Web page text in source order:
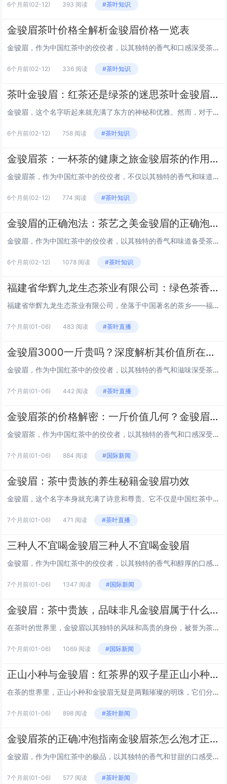
6个月前(02-12) 393 阅读 #茶叶知识
金骏眉茶叶价格全解析金骏眉价格一览表
金骏眉，作为中国红茶中的佼佼者，以其独特的香气和口感深受茶友们的喜爱。本文将为您详细解析金骏眉茶叶的价格一览表，让您在选择时能心中有数。 金骏眉茶叶的分类 金骏眉茶叶主要分为以下几个等级： 特级金骏眉：采摘自茶树的嫩芽，经过精心制作而成...
6个月前(02-12) 336 阅读 #茶叶知识
茶叶金骏眉：红茶还是绿茶的迷思茶叶金骏眉是红茶还是绿茶
金骏眉，这个名字听起来就充满了东方的神秘和优雅。然而，对于许多茶爱好者来说，一个常见的问题是：金骏眉到底是红茶还是绿茶？今天，我们就来揭开这个谜团，一探究竟。 金骏眉的起源 金骏眉，产自中国福建省武夷山，是一种非常珍贵的茶叶。它的名字来源...
6个月前(02-12) 758 阅读 #茶叶知识
金骏眉茶：一杯茶的健康之旅金骏眉茶的作用与功效
金骏眉茶，作为中国红茶中的佼佼者，不仅以其独特的香气和味道闻名，更因其丰富的健康益处而备受青睐。本文将带您领略金骏眉茶的神奇功效，探索这一传统饮品如何为您的健康加分。 1. 抗氧化的守护者 金骏眉茶含有丰富的茶多酚，这是一种强大的抗氧化剂...
6个月前(02-12) 774 阅读 #茶叶知识
金骏眉的正确泡法：茶艺之美金骏眉的正确泡法
金骏眉，作为中国红茶中的佼佼者，以其独特的香气和味道备受茶友们的喜爱。泡好一杯金骏眉，不仅能品尝到茶的甘甜，还能体验到茶艺的深邃。以下是金骏眉的正确泡法，让我们一起探索茶艺之美。 准备阶段 在开始泡茶之前，我们需要准备以下物品： 金骏眉...
6个月前(02-12) 1078 阅读 #茶叶知识
福建省华辉九龙生态茶业有限公司：绿色茶香，九龙传奇福建省华辉九龙生态茶业有限公司
福建省华辉九龙生态茶业有限公司，坐落于中国著名的茶乡——福建省，以其独特的地理位置和丰富的茶文化历史，成为了中国茶叶行业的一颗璀璨明珠。本文将带您走进华辉九龙，探索其背后的绿色生态理念和九龙茶的传奇故事。 公司概况 华辉九龙生态茶业有限公...
7个月前(01-06) 483 阅读 #茶叶直播
金骏眉3000一斤贵吗？深度解析其价值所在金骏眉3000一斤贵吗
金骏眉，作为中国红茶中的佼佼者，以其独特的香气和滋味深受茶友们的喜爱。然而，当提及金骏眉3000元一斤的价格时，许多人不禁会问：这真的值吗？本文将从多个角度，深入探讨金骏眉的价值，为你揭开其价格背后的奥秘。 一、金骏眉的产地与工艺 金骏眉...
7个月前(01-06) 442 阅读 #茶叶直播
金骏眉茶的价格解密：一斤价值几何？金骏眉茶多少钱一斤
金骏眉茶，作为中国红茶中的佼佼者，以其独特的香气和口感深受茶友们的喜爱。然而，市场上金骏眉茶的价格差异巨大，从几百元到上万元不等，让人眼花缭乱。本文将带你深入了解金骏眉茶的价格因素，揭秘一斤金骏眉茶的价值。 1. 金骏眉茶的等级 金骏眉茶...
7个月前(01-06) 884 阅读 #国际新闻
金骏眉：茶中贵族的养生秘籍金骏眉功效
金骏眉，这个名字本身就充满了诗意和尊贵。它不仅是中国红茶中的佼佼者，更是茶友们心中的养生圣品。今天，就让我们一起揭开金骏眉的神秘面纱，探索它的神奇功效。 提神醒脑，活力四射 金骏眉的第一大功效，就是提神醒脑。它含有的茶多酚和咖啡因，能够刺...
7个月前(01-06) 471 阅读 #茶叶直播
三种人不宜喝金骏眉三种人不宜喝金骏眉
金骏眉，作为中国红茶中的佼佼者，以其独特的香气和醇厚的口感深受茶友们的喜爱。然而，并非所有人都适合饮用金骏眉。本文将探讨三种不宜喝金骏眉的人群，帮助您更好地了解这一茶中珍品，并作出适合自己的选择。 1. 失眠患者 金骏眉含有较多的咖啡因，...
7个月前(01-06) 1347 阅读 #国际新闻
金骏眉：茶中贵族，品味非凡金骏眉属于什么档次
在茶叶的世界里，金骏眉以其独特的风味和高贵的身份，被誉为茶中贵族。本文将带您深入了解金骏眉的档次，让您在品味这杯茶的同时，也能感受到它背后的文化和价值。 金骏眉的起源 金骏眉，源自中国福建省武夷山，是正山小种红茶中的顶级品种。它的名字“金...
7个月前(01-06) 1069 阅读 #国际新闻
正山小种与金骏眉：红茶界的双子星正山小种金骏眉哪个好
在茶的世界里，正山小种和金骏眉无疑是两颗璀璨的明珠，它们分别代表着中国红茶的两个流派，各自拥有独特的风味和历史背景。那么，正山小种和金骏眉哪个更好呢？这个问题并没有一个绝对的答案，因为它们各有千秋，适合不同人群和场合。本文将带你深入了解这...
7个月前(01-06) 898 阅读 #茶叶新闻
金骏眉茶的正确冲泡指南金骏眉茶怎么泡才正确
金骏眉，作为中国红茶中的极品，以其独特的香气和甘甜的口感受到茶友们的喜爱。正确冲泡金骏眉，不仅能保留其天然风味，更能体验到茶中的层次感。以下是金骏眉茶的正确冲泡步骤，让我们一起来探索如何将这杯茶的潜力发挥到极致。 准备工具 金骏眉茶叶：...
7个月前(01-06) 577 阅读 #茶叶新闻